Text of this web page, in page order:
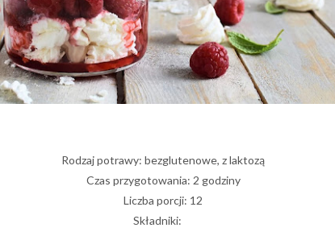
Rodzaj potrawy: bezglutenowe, z laktozą
Czas przygotowania: 2 godziny
Liczba porcji: 12
Składniki: